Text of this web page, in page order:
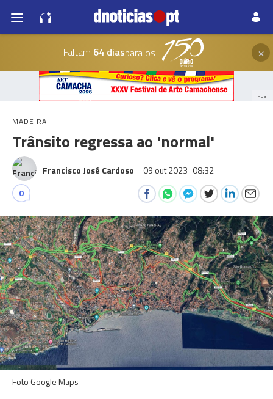
Faltam 64 diaspara os ×
PUB
MADEIRA
Trânsito regressa ao 'normal'
Francisco José Cardoso 09 out 2023 08:32
0
Foto Google Maps